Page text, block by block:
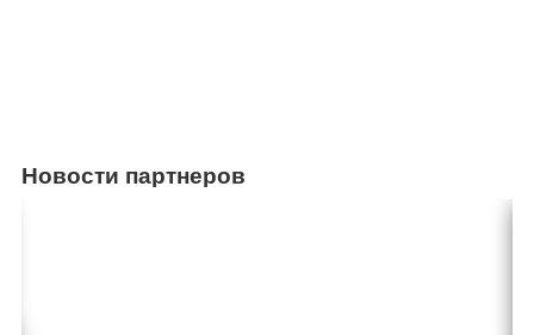
Новости партнеров